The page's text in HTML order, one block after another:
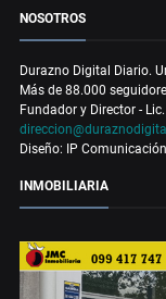
NOSOTROS
Durazno Digital Diario.
Más de 88.000
Fundador y Director -
Diseño: IP
INMOBILIARIA